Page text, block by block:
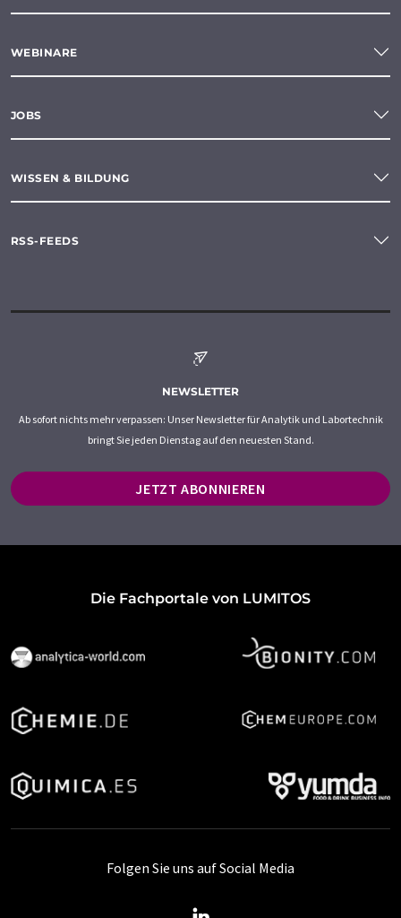
WEBINARE
JOBS
WISSEN & BILDUNG
RSS-FEEDS
NEWSLETTER
Ab sofort nichts mehr verpassen: Unser Newsletter für Analytik und Labortechnik
bringt Sie jeden Dienstag auf den neuesten Stand.
JETZT ABONNIEREN
Die Fachportale von LUMITOS
Folgen Sie uns auf Social Media